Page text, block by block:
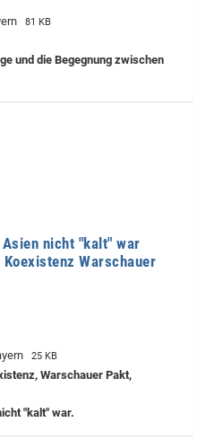
81 KB
und die Begegnung zwischen
nicht "kalt" war
Warschauer
25 KB
Warschauer Pakt,
"kalt" war.